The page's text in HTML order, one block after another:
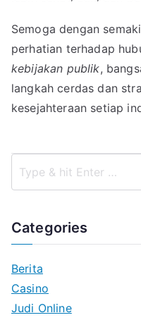
Semoga dengan
perhatian terhadap
kebijakan publik,
langkah cerdas dan
kesejahteraan setiap
Categories
Berita
Casino
Judi Online